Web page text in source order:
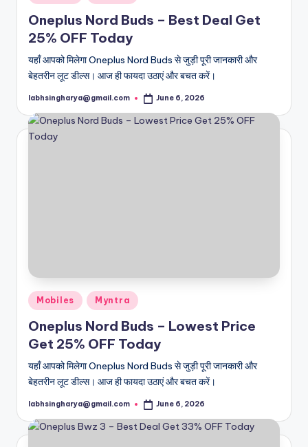
in
Oneplus Nord Buds – Best Deal Get
25% OFF Today
यहाँ आपको मिलेगा Oneplus Nord Buds से जुड़ी पूरी जानकारी और
बेहतरीन लूट डील्स। आज ही फायदा उठाएं और बचत करें।
Posted
labhsingharya@gmail.com June 6, 2026
Posted
in
Mobiles Myntra
Oneplus Nord Buds – Lowest Price
Get 25% OFF Today
यहाँ आपको मिलेगा Oneplus Nord Buds से जुड़ी पूरी जानकारी और
बेहतरीन लूट डील्स। आज ही फायदा उठाएं और बचत करें।
Posted
labhsingharya@gmail.com June 6, 2026